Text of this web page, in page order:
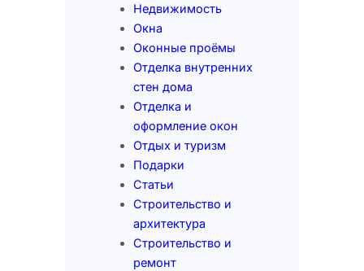
Недвижимость
Окна
Оконные проёмы
Отделка внутренних
стен дома
Отделка и
оформление окон
Отдых и туризм
Подарки
Статьи
Строительство и
архитектура
Строительство и
ремонт